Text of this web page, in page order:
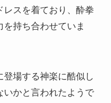
レスを着ており、酔拳
持ち合わせていま
場する神楽に酷似し
いかと言われたようで